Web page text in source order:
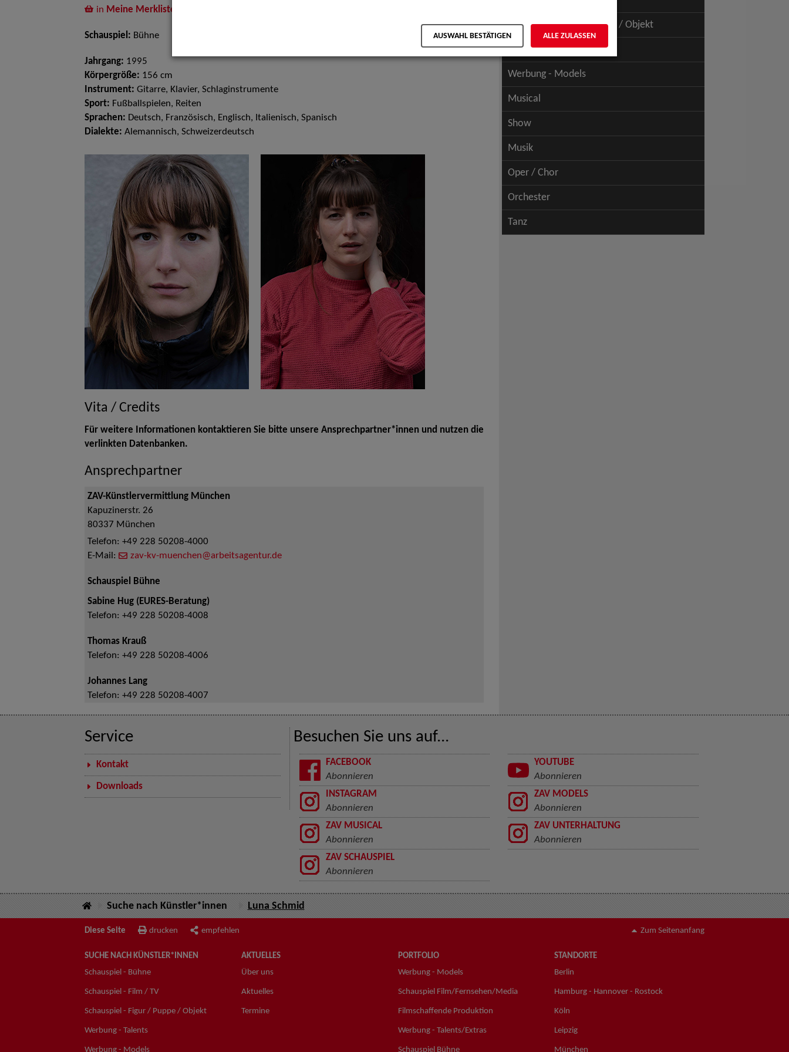
in Meine Merkliste
Schauspiel: Bühne
Jahrgang: 1995
Körpergröße: 156 cm
Instrument: Gitarre, Klavier, Schlaginstrumente
Sport: Fußballspielen, Reiten
Sprachen: Deutsch, Französisch, Englisch, Italienisch, Spanisch
Dialekte: Alemannisch, Schweizerdeutsch
Vita / Credits
Für weitere Informationen kontaktieren Sie bitte unsere Ansprechpartner*innen und nutzen die
verlinkten Datenbanken.
Ansprechpartner
ZAV-Künstlervermittlung München
Kapuzinerstr. 26
80337 München
Telefon: +49 228 50208-4000
E-Mail:
zav-kv-muenchen@arbeitsagentur.de
Schauspiel Bühne
Sabine Hug (EURES-Beratung)
Telefon: +49 228 50208-4008
Thomas Krauß
Telefon: +49 228 50208-4006
Johannes Lang
Telefon: +49 228 50208-4007
Schauspiel - Figur / Puppe / Objekt
Werbung - Talents
Werbung - Models
Musical
Show
Musik
Oper / Chor
Orchester
Tanz
Service
Kontakt
Downloads
Besuchen Sie uns auf...
FACEBOOK
Abonnieren
YOUTUBE
Abonnieren
INSTAGRAM
Abonnieren
ZAV MODELS
Abonnieren
ZAV MUSICAL
Abonnieren
ZAV UNTERHALTUNG
Abonnieren
ZAV SCHAUSPIEL
Abonnieren
Suche nach Künstler*innen Luna Schmid
Diese Seite drucken empfehlen Zum Seitenanfang
SUCHE NACH KÜNSTLER*INNEN
Schauspiel - Bühne
Schauspiel - Film / TV
Schauspiel - Figur / Puppe / Objekt
Werbung - Talents
Werbung - Models
AKTUELLES
Über uns
Aktuelles
Termine
PORTFOLIO
Werbung - Models
Schauspiel Film/Fernsehen/Media
Filmschaffende Produktion
Werbung - Talents/Extras
Schauspiel Bühne
STANDORTE
Berlin
Hamburg - Hannover - Rostock
Köln
Leipzig
München
AUSWAHL BESTÄTIGEN ALLE ZULASSEN